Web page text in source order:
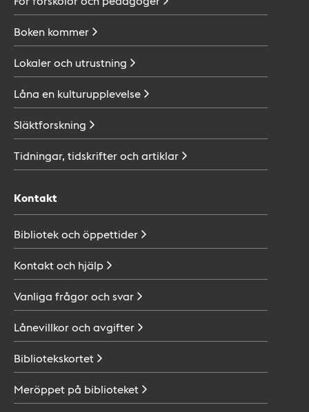
Boken kommer
Lokaler och utrustning
Låna en kulturupplevelse
Släktforskning
Tidningar, tidskrifter ochartiklar
Kontakt
Bibliotek ochöppettider
Kontakt och hjälp
Vanliga frågor ochsvar
Lånevillkor ochavgifter
Bibliotekskortet
Meröppet på biblioteket